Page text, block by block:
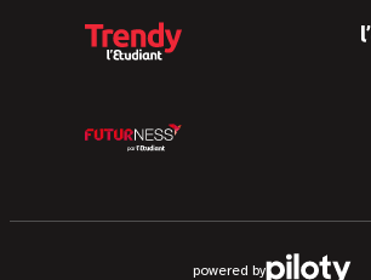
powered by